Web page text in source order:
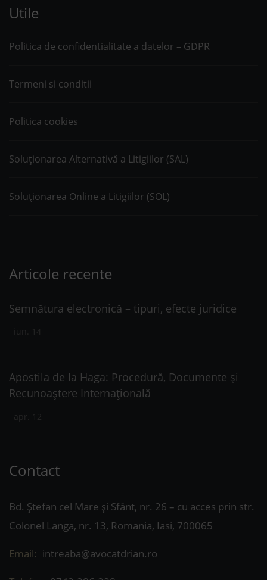
Utile
Politica de confidentialitate a datelor – GDPR
Termeni si conditii
Politica cookies
Soluționarea Alternativă a Litigiilor (SAL)
Soluționarea Online a Litigiilor (SOL)
Articole recente
Semnătura electronică – tipuri, efecte juridice
iun. 14
Apostila de la Haga: Procedură, Documente și
Recunoaștere Internațională
apr. 12
Contact
Bd. Ștefan cel Mare și Sfânt, nr. 26 – cu acces prin str.
Colonel Langa, nr. 13, Romania, Iasi, 700065
Email: intreaba@avocatdrian.ro